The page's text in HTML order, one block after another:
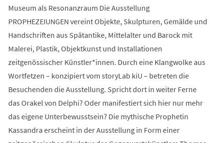
Museum als Resonanzraum Die Ausstellung
PROPHEZEIUNGEN vereint Objekte, Skulpturen, Gemälde und
Handschriften aus Spätantike, Mittelalter und Barock mit
Malerei, Plastik, Objektkunst und Installationen
zeitgenössischer Künstler*innen. Durch eine Klangwolke aus
Wortfetzen – konzipiert vom storyLab kiU – betreten die
Besuchenden die Ausstellung. Spricht dort in weiter Ferne
das Orakel von Delphi? Oder manifestiert sich hier nur mehr
das eigene Unterbewusstsein? Die mythische Prophetin
Kassandra erscheint in der Ausstellung in Form einer